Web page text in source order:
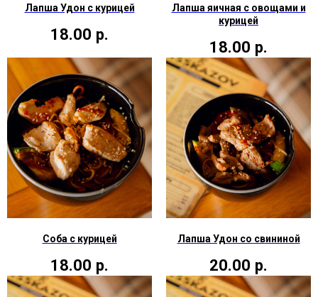
Лапша Удон с курицей
18.00 р.
Лапша яичная с овощами и
курицей
18.00 р.
Соба с курицей
18.00 р.
Лапша Удон со свининой
20.00 р.